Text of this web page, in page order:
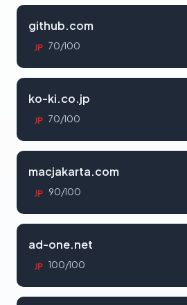
github.com
JP 70/100
ko-ki.co.jp
JP 70/100
macjakarta.com
JP 90/100
ad-one.net
JP 100/100